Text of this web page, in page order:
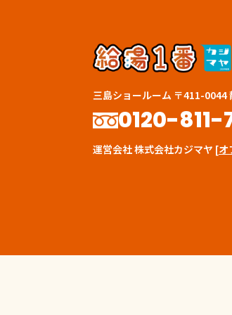
三島ショールーム 〒411-0044
0120-811-
運営会社株式会社カジマヤ [オ